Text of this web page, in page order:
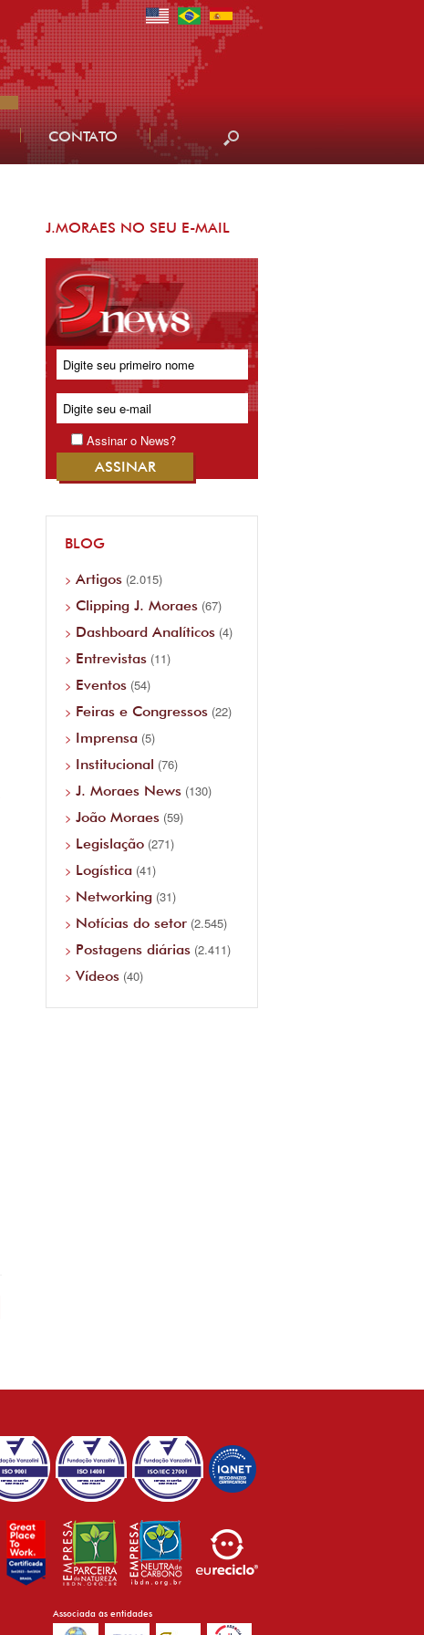
CONTATO
J.MORAES NO SEU E-MAIL
Assinar o News?
BLOG
Artigos (2.015)
Clipping J. Moraes (67)
Dashboard Analíticos (4)
Entrevistas (11)
Eventos (54)
Feiras e Congressos (22)
Imprensa (5)
Institucional (76)
J. Moraes News (130)
João Moraes (59)
Legislação (271)
Logística (41)
Networking (31)
Notícias do setor (2.545)
Postagens diárias (2.411)
Vídeos (40)
Associada às entidades